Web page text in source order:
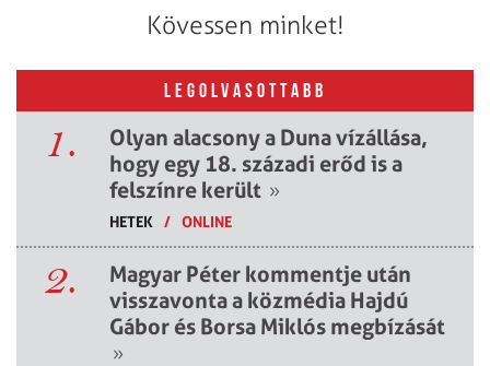
Kövessen minket!
LEGOLVASOTTABB
1.
Olyan alacsony a Duna vízállása,
hogy egy 18. századi erőd is a
felszínre került »
HETEK / ONLINE
2.
Magyar Péter kommentje után
visszavonta a közmédia Hajdú
Gábor és Borsa Miklós megbízását
»